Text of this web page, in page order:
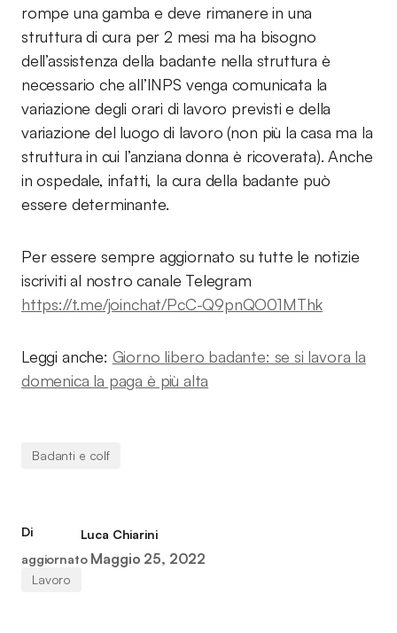
rompe una gamba e deve rimanere in una
struttura di cura per 2 mesi ma ha bisogno
dell’assistenza della badante nella struttura è
necessario che all’INPS venga comunicata la
variazione degli orari di lavoro previsti e della
variazione del luogo di lavoro (non più la casa ma la
struttura in cui l’anziana donna è ricoverata). Anche
in ospedale, infatti, la cura della badante può
essere determinante.
Per essere sempre aggiornato su tutte le notizie
iscriviti al nostro canale Telegram
https://t.me/joinchat/PcC-Q9pnQO01MThk
Leggi anche: Giorno libero badante: se si lavora la
domenica la paga è più alta
Badanti e colf
Di
Luca Chiarini
aggiornato Maggio 25, 2022
Lavoro